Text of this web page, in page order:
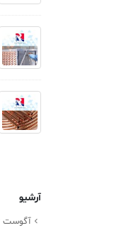
آرشیو
آگوست 2026